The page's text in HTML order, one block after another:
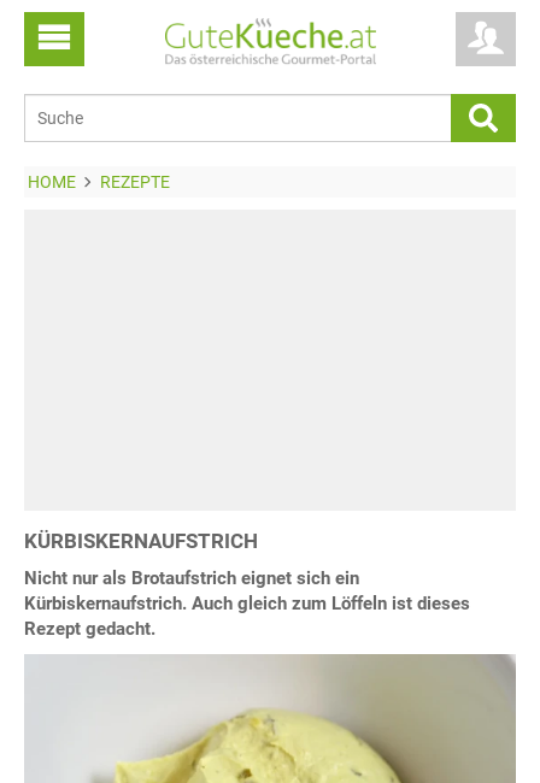
HOME REZEPTE
KÜRBISKERNAUFSTRICH
Nicht nur als Brotaufstrich eignet sich ein
Kürbiskernaufstrich. Auch gleich zum Löffeln ist dieses
Rezept gedacht.